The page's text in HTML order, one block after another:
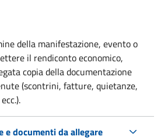
della manifestazione, evento o
il rendiconto economico,
copia della documentazione
(scontrini, fatture, quietanze,
e documenti da allegare